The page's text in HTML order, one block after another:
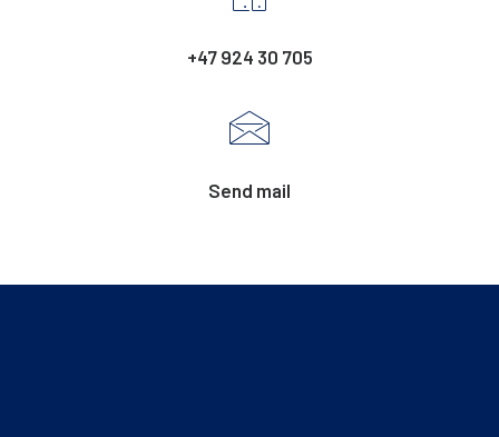
+47 924 30 705
Send mail